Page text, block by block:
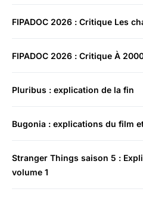
FIPADOC 2026 : Critique Les
FIPADOC 2026 : Critique À
Pluribus : explication de la fin
Bugonia : explications du film
Stranger Things saison 5 :
volume 1